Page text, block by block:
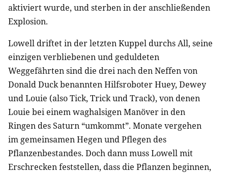
aktiviert wurde, und sterben in der anschließenden
Explosion.
Lowell driftet in der letzten Kuppel durchs All, seine
einzigen verbliebenen und geduldeten
Weggefährten sind die drei nach den Neffen von
Donald Duck benannten Hilfsroboter Huey, Dewey
und Louie (also Tick, Trick und Track), von denen
Louie bei einem waghalsigen Manöver in den
Ringen des Saturn “umkommt”. Monate vergehen
im gemeinsamen Hegen und Pflegen des
Pflanzenbestandes. Doch dann muss Lowell mit
Erschrecken feststellen, dass die Pflanzen beginnen,